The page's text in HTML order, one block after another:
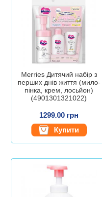
Merries Дитячий набір з
перших днів життя (мило-
пінка, крем, лосьйон)
(4901301321022)
1299.00 грн
Купити